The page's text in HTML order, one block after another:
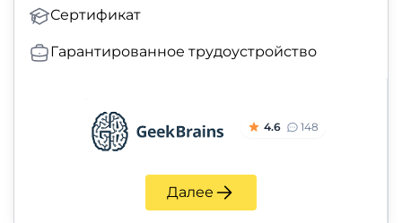
Сертификат
Гарантированное трудоустройство
4.6 148
Далее